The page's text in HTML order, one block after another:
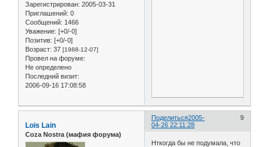
Зарегистрирован: 2005-03-31
Приглашений: 0
Сообщений: 1466
Уважение: [+0/-0]
Позитив: [+0/-0]
Возраст: 37 [1988-12-07]
Провел на форуме:
Не определено
Последний визит:
2006-09-16 17:08:58
Поделиться 9
2005-
04-26 22:11:28
Lois Lain
Coza Nostra (мафия форума)
Нткогда бы не подумала, что